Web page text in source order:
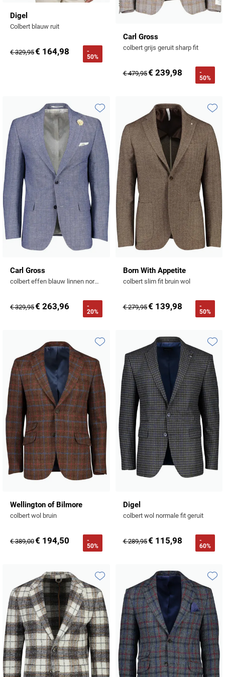
Tramarossa
Alle Merken
Digel
Colbert blauw ruit
€ 329,95€ 164,98
-
50%
Carl Gross
colbert grijs geruit sharp fit
€ 479,95€ 239,98
-
50%
Carl Gross
colbert effen blauw linnen normale fit gemêleerd
€ 329,95€ 263,96
-
20%
Toevoegen aan favorieten
Born With Appetite
colbert slim fit bruin wol
€ 279,95€ 139,98
-
50%
Wellington of Bilmore
colbert wol bruin
€ 389,00€ 194,50
-
50%
Toevoegen aan favorieten
Digel
colbert wol normale fit geruit
€ 289,95€ 115,98
-
60%
Toevoegen aan favorieten